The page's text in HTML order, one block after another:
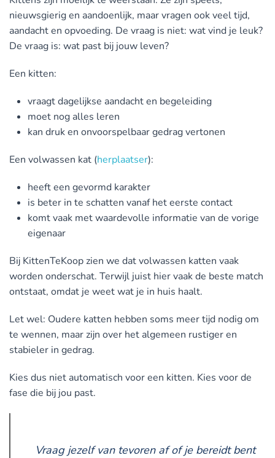
nieuwsgierig en aandoenlijk, maar vragen ook veel tijd,
aandacht en opvoeding. De vraag is niet: wat vind je leuk?
De vraag is: wat past bij jouw leven?
Een kitten:
vraagt dagelijkse aandacht en begeleiding
moet nog alles leren
kan druk en onvoorspelbaar gedrag vertonen
Een volwassen kat (herplaatser):
heeft een gevormd karakter
is beter in te schatten vanaf het eerste contact
komt vaak met waardevolle informatie van de vorige
eigenaar
Bij KittenTeKoop zien we dat volwassen katten vaak
worden onderschat. Terwijl juist hier vaak de beste match
ontstaat, omdat je weet wat je in huis haalt.
Let wel: Oudere katten hebben soms meer tijd nodig om
te wennen, maar zijn over het algemeen rustiger en
stabieler in gedrag.
Kies dus niet automatisch voor een kitten. Kies voor de
fase die bij jou past.
Vraag jezelf van tevoren af of je bereidt bent